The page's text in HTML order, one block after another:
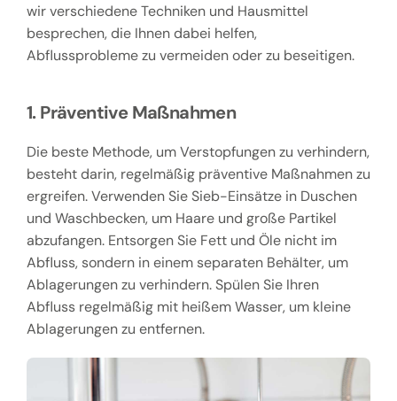
wir verschiedene Techniken und Hausmittel
besprechen, die Ihnen dabei helfen,
Abflussprobleme zu vermeiden oder zu beseitigen.
1. Präventive Maßnahmen
Die beste Methode, um Verstopfungen zu verhindern,
besteht darin, regelmäßig präventive Maßnahmen zu
ergreifen. Verwenden Sie Sieb-Einsätze in Duschen
und Waschbecken, um Haare und große Partikel
abzufangen. Entsorgen Sie Fett und Öle nicht im
Abfluss, sondern in einem separaten Behälter, um
Ablagerungen zu verhindern. Spülen Sie Ihren
Abfluss regelmäßig mit heißem Wasser, um kleine
Ablagerungen zu entfernen.